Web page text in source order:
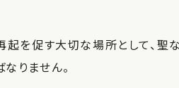
起を促す大切な場所として、
りません。